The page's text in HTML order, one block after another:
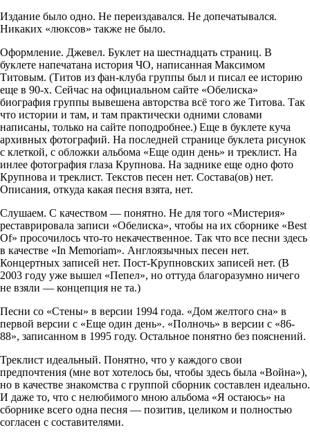
Издание было одно. Не переиздавался. Не допечатывался.
Никаких «люксов» также не было.
Оформление. Джевел. Буклет на шестнадцать страниц. В
буклете напечатана история ЧО, написанная Максимом
Титовым. (Титов из фан-клуба группы был и писал ее историю
еще в 90-х. Сейчас на официальном сайте «Обелиска»
биография группы вывешена авторства всё того же Титова. Так
что истории и там, и там практически одними словами
написаны, только на сайте поподробнее.) Еще в буклете куча
архивных фотографий. На последней странице буклета рисунок
с клеткой, с обложки альбома «Еще один день» и треклист. На
инлее фотография глаза Крупнова. На заднике еще одно фото
Крупнова и треклист. Текстов песен нет. Состава(ов) нет.
Описания, откуда какая песня взята, нет.
Слушаем. С качеством — понятно. Не для того «Мистерия»
реставрировала записи «Обелиска», чтобы на их сборнике «Best
Of» просочилось что-то некачественное. Так что все песни здесь
в качестве «In Memoriam». Англоязычных песен нет.
Концертных записей нет. Пост-Крупновских записей нет. (В
2003 году уже вышел «Пепел», но оттуда благоразумно ничего
не взяли — концепция не та.)
Песни со «Стены» в версии 1994 года. «Дом желтого сна» в
первой версии с «Еще один день». «Полночь» в версии с «86-
88», записанном в 1995 году. Остальное понятно без пояснений.
Треклист идеальный. Понятно, что у каждого свои
предпочтения (мне вот хотелось бы, чтобы здесь была «Война»),
но в качестве знакомства с группой сборник составлен идеально.
И даже то, что с нелюбимого мною альбома «Я остаюсь» на
сборнике всего одна песня — позитив, целиком и полностью
согласен с составителями.